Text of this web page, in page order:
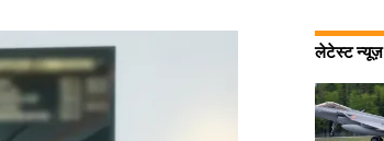
लेटेस्ट न्यूज़